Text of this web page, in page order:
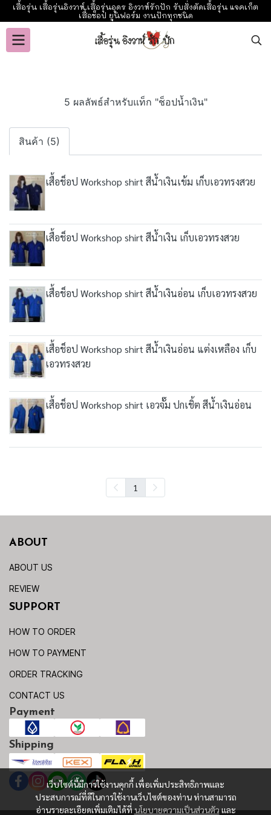
เสื้อรุ่น เสื้อรุ่นอิงวาห์ เสื้อรุ่นอุดร อิงวาห์รักปัก รับสั่งตัดเสื้อรุ่น แจคเก็ต
เสื้อช็อป ยูนิฟอร์ม งานปักทุกชนิด
5 ผลลัพธ์สำหรับแท็ก "ช็อปน้ำเงิน"
สินค้า (5)
เสื้อช็อป Workshop shirt สีน้ำเงินเข้ม เก็บเอวทรงสวย
เสื้อช็อป Workshop shirt สีน้ำเงิน เก็บเอวทรงสวย
เสื้อช็อป Workshop shirt สีน้ำเงินอ่อน เก็บเอวทรงสวย
เสื้อช็อป Workshop shirt สีน้ำเงินอ่อน แต่งเหลือง เก็บ
เอวทรงสวย
เสื้อช็อป Workshop shirt เอวจั๊ม ปกเชิ้ต สีน้ำเงินอ่อน
1
เว็บไซต์นี้มีการใช้งานคุกกี้ เพื่อเพิ่มประสิทธิภาพและ
ประสบการณ์ที่ดีในการใช้งานเว็บไซต์ของท่าน ท่านสามารถ
อ่านรายละเอียดเพิ่มเติมได้ที่นโยบายความเป็นส่วนตัวและ
ABOUT
ABOUT US
REVIEW
SUPPORT
HOW TO ORDER
HOW TO PAYMENT
ORDER TRACKING
CONTACT US
Payment
Shipping